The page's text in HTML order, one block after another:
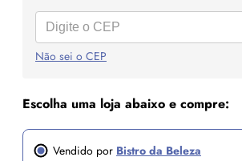
Não sei o CEP
Escolha uma loja abaixo e compre:
Vendido por Bistro da Beleza